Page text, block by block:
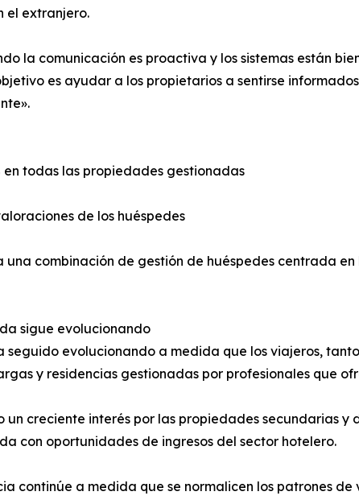
el extranjero.
la comunicación es proactiva y los sistemas están
es ayudar a los propietarios a sentirse
en todas las propiedades gestionadas
de los huéspedes
una combinación de gestión de huéspedes centrada
sigue evolucionando
evolucionando a medida que los viajeros,
y residencias gestionadas por profesionales que
creciente interés por las propiedades secundarias y
con oportunidades de ingresos del sector hotelero.
continúe a medida que se normalicen los patrones